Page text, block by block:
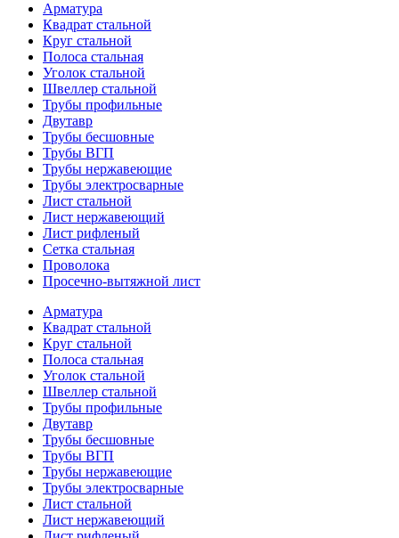
Арматура
Квадрат стальной
Круг стальной
Полоса стальная
Уголок стальной
Швеллер стальной
Трубы профильные
Двутавр
Трубы бесшовные
Трубы ВГП
Трубы нержавеющие
Трубы электросварные
Лист стальной
Лист нержавеющий
Лист рифленый
Сетка стальная
Проволока
Просечно-вытяжной лист
Арматура
Квадрат стальной
Круг стальной
Полоса стальная
Уголок стальной
Швеллер стальной
Трубы профильные
Двутавр
Трубы бесшовные
Трубы ВГП
Трубы нержавеющие
Трубы электросварные
Лист стальной
Лист нержавеющий